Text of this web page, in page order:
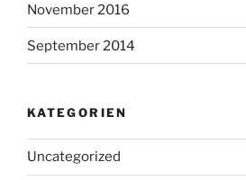
November 2016
September 2014
KATEGORIEN
Uncategorized